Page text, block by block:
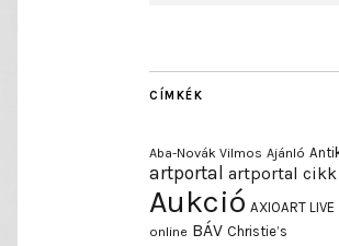
CÍMKÉK
Aba-Novák Vilmos Ajánló
artportal artportal cikk
Aukció AXIOART LIVE
online BÁV Christie’s